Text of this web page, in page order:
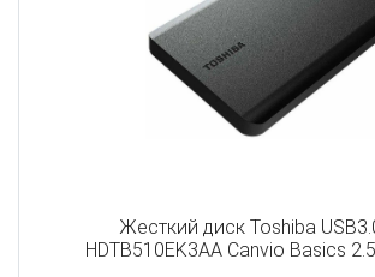
Жесткий диск Toshiba
HDTB510EK3AA Canvio Basics